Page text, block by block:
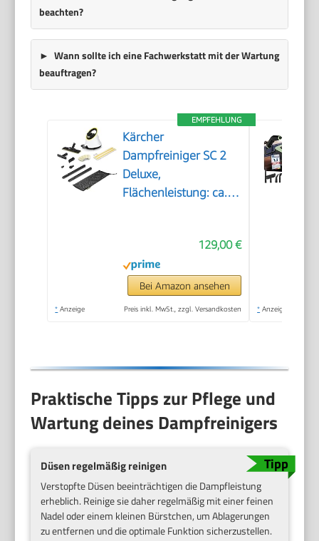
beachten?
Wann sollte ich eine Fachwerkstatt mit der Wartung
beauftragen?
EMPFEHLUNG
Kärcher
Dampfreiniger SC 2
Deluxe,
Flächenleistung: ca.
bar, Aufheizzeit: 6,5
min., Heizleistung:
1.500 W, mit
Bodenreinigungsset
129,00 €
Bei Amazon ansehen
* Anzeige Preis inkl. MwSt., zzgl. Versandkosten * Anzeige
Praktische Tipps zur Pflege und
Wartung deines Dampfreinigers
Düsen regelmäßig reinigen
Verstopfte Düsen beeinträchtigen die Dampfleistung
erheblich. Reinige sie daher regelmäßig mit einer feinen
Nadel oder einem kleinen Bürstchen, um Ablagerungen
zu entfernen und die optimale Funktion sicherzustellen.